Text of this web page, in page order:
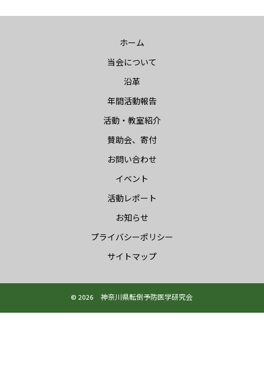
ホーム
当会について
沿革
年間活動報告
活動・教室紹介
賛助会、寄付
お問い合わせ
イベント
活動レポート
お知らせ
プライバシーポリシー
サイトマップ
© 2026 神奈川県転倒予防医学研究会